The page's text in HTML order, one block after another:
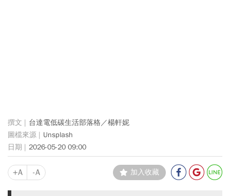
台達電低碳生活部落格／楊軒妮
Unsplash
2026-05-20 09:00
+A -A 加入收藏